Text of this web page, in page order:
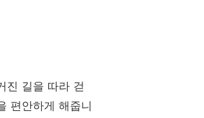
진 길을 따라 걷
편안하게 해줍니